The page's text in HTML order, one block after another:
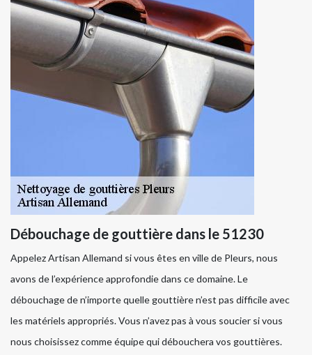
Débouchage de gouttière dans le 51230
Appelez Artisan Allemand si vous êtes en ville de Pleurs, nous
avons de l’expérience approfondie dans ce domaine. Le
débouchage de n’importe quelle gouttière n’est pas difficile avec
les matériels appropriés. Vous n’avez pas à vous soucier si vous
nous choisissez comme équipe qui débouchera vos gouttières.